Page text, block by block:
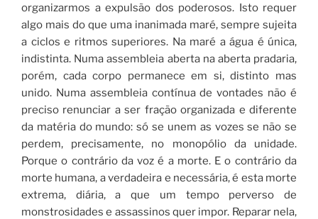
organizarmos a expulsão dos poderosos. Isto requer
algo mais do que uma inanimada maré, sempre sujeita
a ciclos e ritmos superiores. Na maré a água é única,
indistinta. Numa assembleia aberta na aberta pradaria,
porém, cada corpo permanece em si, distinto mas
unido. Numa assembleia contínua de vontades não é
preciso renunciar a ser fração organizada e diferente
da matéria do mundo: só se unem as vozes se não se
perdem, precisamente, no monopólio da unidade.
Porque o contrário da voz é a morte. E o contrário da
morte humana, a verdadeira e necessária, é esta morte
extrema, diária, a que um tempo perverso de
monstrosidades e assassinos quer impor. Reparar nela,